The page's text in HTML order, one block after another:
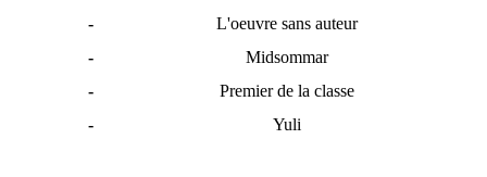
-
L'oeuvre sans auteur
-
Midsommar
-
Premier de la classe
-
Yuli